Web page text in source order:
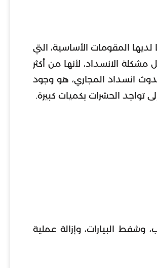
المقومات الأساسية، التي
الانسداد، لأنها من أكثر
انسداد المجاري، هو وجود
تواجد الحشرات بكميات كبيرة.
البيارات، وإزالة عملية